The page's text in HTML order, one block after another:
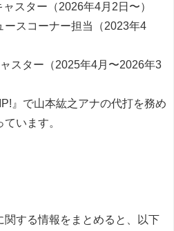
スター（2026年4月2日〜）
ースコーナー担当（2023年4
ャスター（2025年4月〜2026年3
』で山本紘之アナの代打を務め
います。
関する情報をまとめると、以下